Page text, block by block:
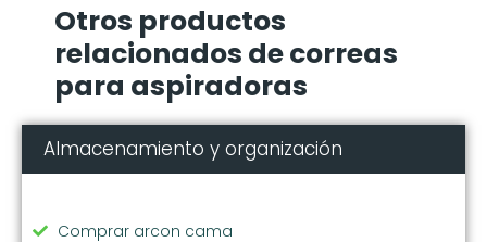
Otros productos
relacionados de correas
para aspiradoras
Almacenamiento y organización
Comprar arcon cama